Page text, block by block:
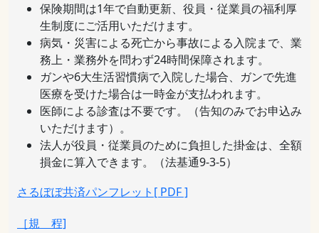
保険期間は1年で自動更新、役員・従業員の福利厚
生制度にご活用いただけます。
病気・災害による死亡から事故による入院まで、業
務上・業務外を問わず24時間保障されます。
ガンや6大生活習慣病で入院した場合、ガンで先進
医療を受けた場合は一時金が支払われます。
医師による診査は不要です。（告知のみでお申込み
いただけます）。
法人が役員・従業員のために負担した掛金は、全額
損金に算入できます。（法基通9-3-5）
さるぼぼ共済パンフレット[ PDF ]
［規 程]